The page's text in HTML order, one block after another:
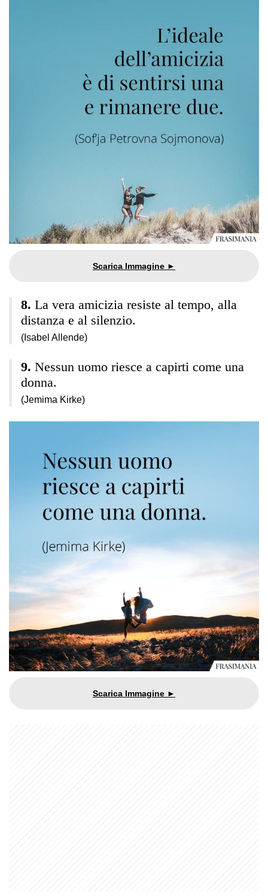
La vera amicizia resiste al tempo, alla
distanza e al silenzio.
(Isabel Allende)
Nessun uomo riesce a capirti come una
donna.
(Jemima Kirke)